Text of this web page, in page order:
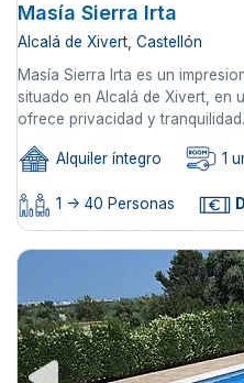
Masía Sierra Irta
Alcalá de Xivert, Castellón
Masía Sierra Irta es un
situado en Alcalá de Xivert, en
ofrece privacidad y
Alquiler íntegro 1
1 -> 40 Personas